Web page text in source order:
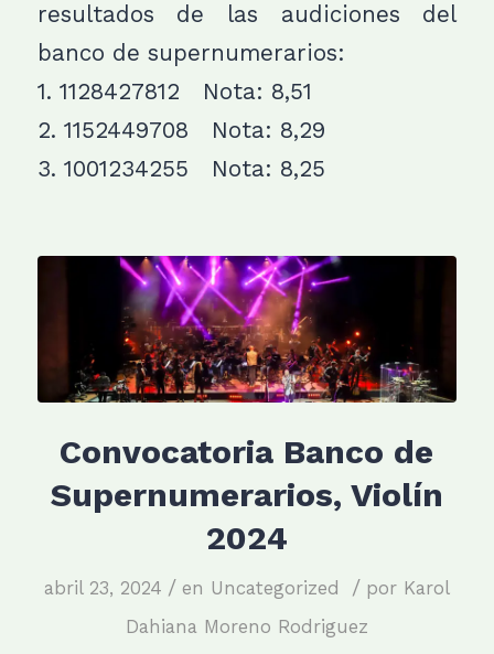
resultados de las audiciones del
banco de supernumerarios:
1. 1128427812 Nota: 8,51
2. 1152449708 Nota: 8,29
3. 1001234255 Nota: 8,25
Convocatoria Banco de
Supernumerarios, Violín
2024
abril 23, 2024 / en Uncategorized / por Karol
Dahiana Moreno Rodriguez